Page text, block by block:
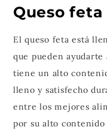
Queso feta
El queso feta está
que pueden
tiene un alto
lleno y satisfecho
entre los mejores
por su alto contenido